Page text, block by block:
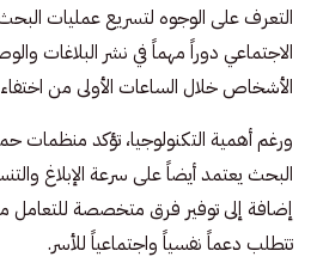
التعرف على الوجوه لتسريع عمليات
الاجتماعي دوراً مهماً في نشر البلاغات
الأشخاص خلال الساعات الأولى من
ورغم أهمية التكنولوجيا، تؤكد منظمات
البحث يعتمد أيضاً على سرعة الإبلاغ
إضافة إلى توفير فرق متخصصة للتعامل
تتطلب دعماً نفسياً واجتماعياً للأسر.